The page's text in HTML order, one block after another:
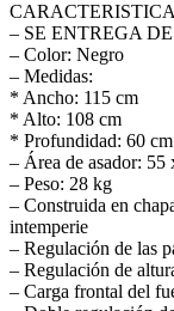
– SE ENTREGA
– Color: Negro
– Medidas:
* Ancho: 115 cm
* Alto: 108 cm
* Profundidad: 60 cm
– Área de asador: 55
– Peso: 28 kg
– Construida en
intemperie
– Regulación de las
– Regulación de
– Carga frontal del